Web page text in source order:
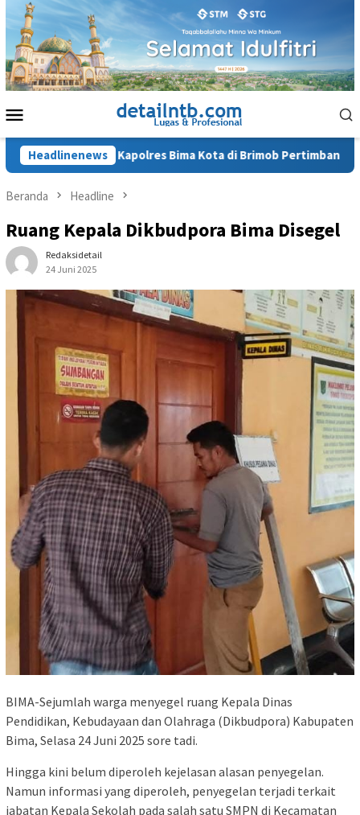
Loncat
konten
Mobile
Headlinenews
Mantan Kapolres Bima Kota di Brimob Pertimbangan Keamanan
Beranda Headline
Ruang Kepala Dikbudpora Bima Disegel
Redaksidetail
24 Juni 2025
BIMA-Sejumlah warga menyegel ruang Kepala Dinas
Pendidikan, Kebudayaan dan Olahraga (Dikbudpora) Kabupaten
Bima, Selasa 24 Juni 2025 sore tadi.
Hingga kini belum diperoleh kejelasan alasan penyegelan.
Namun informasi yang diperoleh, penyegelan terjadi terkait
jabatan Kepala Sekolah pada salah satu SMPN di Kecamatan